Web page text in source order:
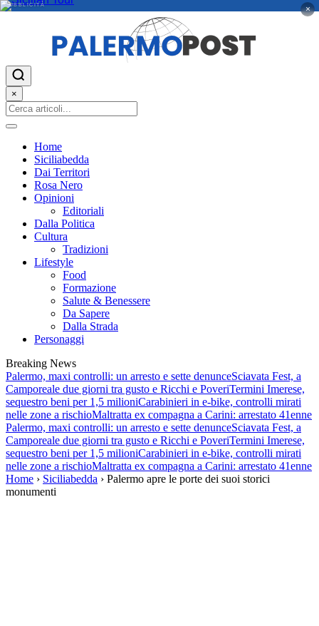
PUBBLICITÀ ×
×
Home
Siciliabedda
Dai Territori
Rosa Nero
Opinioni
Editoriali
Dalla Politica
Cultura
Tradizioni
Lifestyle
Food
Formazione
Salute & Benessere
Da Sapere
Dalla Strada
Personaggi
Breaking News
Palermo, maxi controlli: un arresto e sette denunceSciavata Fest, a
Camporeale due giorni tra gusto e Ricchi e PoveriTermini Imerese,
sequestro beni per 1,5 milioniCarabinieri in e-bike, controlli mirati
nelle zone a rischioMaltratta ex compagna a Carini: arrestato 41enne
Palermo, maxi controlli: un arresto e sette denunceSciavata Fest, a
Camporeale due giorni tra gusto e Ricchi e PoveriTermini Imerese,
sequestro beni per 1,5 milioniCarabinieri in e-bike, controlli mirati
nelle zone a rischioMaltratta ex compagna a Carini: arrestato 41enne
Home › Siciliabedda › Palermo apre le porte dei suoi storici
monumenti